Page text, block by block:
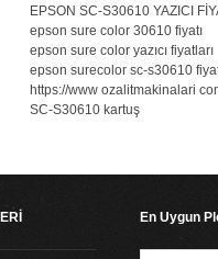
EPSON SC-S30610 YAZICI
epson sure color 30610 fiyatı
epson sure color yazıcı fiyatları
epson surecolor sc-s30610
https://www ozalitmakinalari
SC-S30610 kartuş
En Uygun